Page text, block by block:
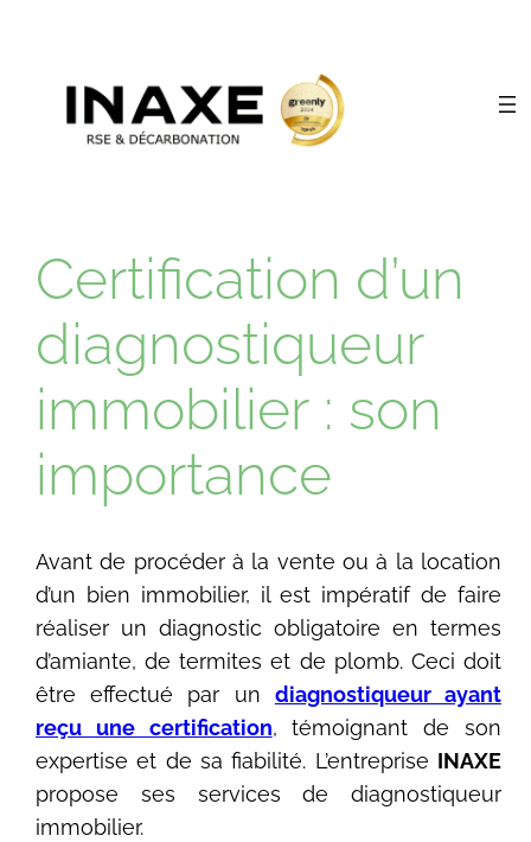
Certification d’un
diagnostiqueur
immobilier : son
importance
Avant de procéder à la vente ou à la location
d’un bien immobilier, il est impératif de faire
réaliser un diagnostic obligatoire en termes
d’amiante, de termites et de plomb. Ceci doit
être effectué par un diagnostiqueur ayant
reçu une certification, témoignant de son
expertise et de sa fiabilité. L’entreprise INAXE
propose ses services de diagnostiqueur
immobilier.